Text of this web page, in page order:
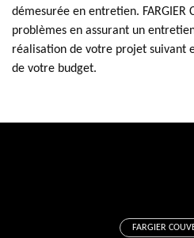
démesurée en entretien. FARGIER
problèmes en assurant un
réalisation de votre projet suivant
de votre budget.
FARGIER